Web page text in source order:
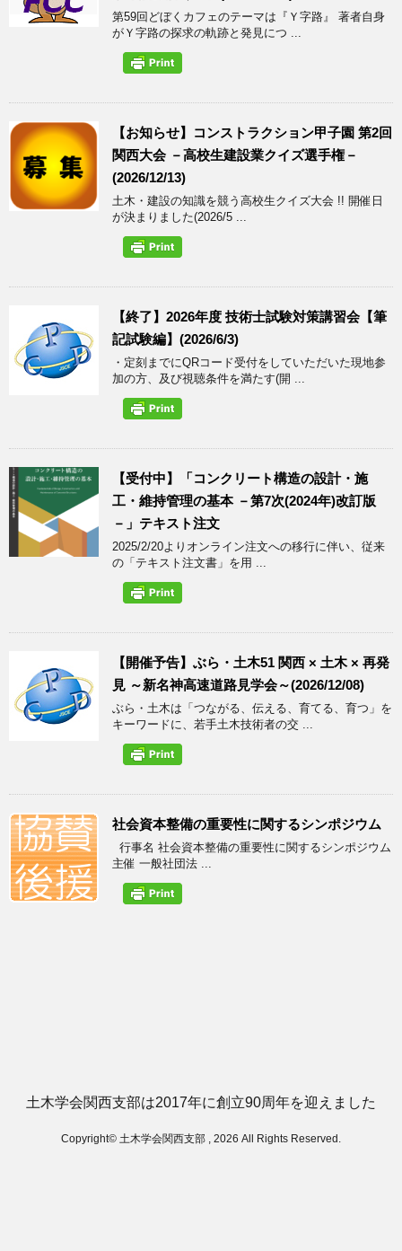
第59回どぼくカフェのテーマは『Ｙ字路』 著者自身
がＹ字路の探求の軌跡と発見につ ...
【お知らせ】コンストラクション甲子園 第2回
関西大会 －高校生建設業クイズ選手権－
(2026/12/13)
土木・建設の知識を競う高校生クイズ大会 !! 開催日
が決まりました(2026/5 ...
【終了】2026年度 技術士試験対策講習会【筆
記試験編】(2026/6/3)
・定刻までにQRコード受付をしていただいた現地参
加の方、及び視聴条件を満たす(開 ...
【受付中】「コンクリート構造の設計・施
工・維持管理の基本 －第7次(2024年)改訂版
－」テキスト注文
2025/2/20よりオンライン注文への移行に伴い、従来
の「テキスト注文書」を用 ...
【開催予告】ぶら・土木51 関西 × 土木 × 再発
見 ～新名神高速道路見学会～(2026/12/08)
ぶら・土木は「つながる、伝える、育てる、育つ」を
キーワードに、若手土木技術者の交 ...
社会資本整備の重要性に関するシンポジウム
行事名 社会資本整備の重要性に関するシンポジウム
主催 一般社団法 ...
土木学会関西支部は2017年に創立90周年を迎えました
Copyright© 土木学会関西支部 , 2026 All Rights Reserved.